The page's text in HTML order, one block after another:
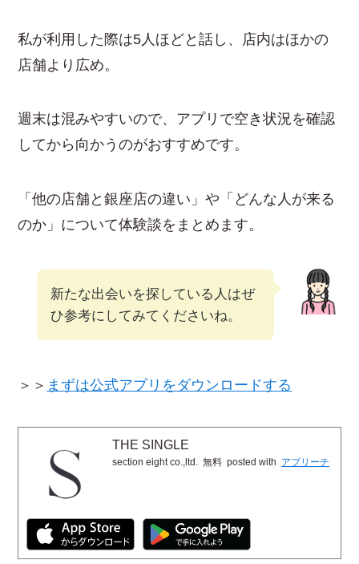
私が利用した際は5人ほどと話し、店内はほかの
店舗より広め。
週末は混みやすいので、アプリで空き状況を確認
してから向かうのがおすすめです。
「他の店舗と銀座店の違い」や「どんな人が来る
のか」について体験談をまとめます。
新たな出会いを探している人はぜ
ひ参考にしてみてくださいね。
＞＞ まずは公式アプリをダウンロードする
THE SINGLE
section eight co.,ltd. 無料 posted with アプリーチ